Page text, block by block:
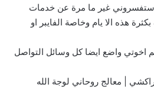
استفسروني غير ما مرة عن خدمات
هذه الا يام وخاصة الفايبر او
اخوتي واضع ايضا كل وسائل التواصل
| معالج روحاني لوجة الله